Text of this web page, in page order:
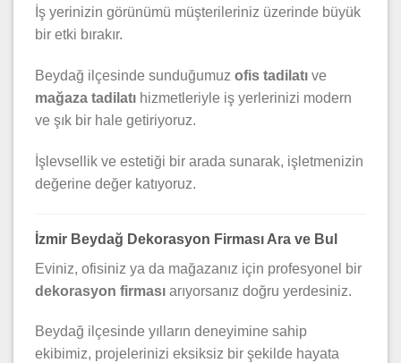
İş yerinizin görünümü müşterileriniz üzerinde büyük
bir etki bırakır.
Beydağ ilçesinde sunduğumuz ofis tadilatı ve
mağaza tadilatı hizmetleriyle iş yerlerinizi modern
ve şık bir hale getiriyoruz.
İşlevsellik ve estetiği bir arada sunarak, işletmenizin
değerine değer katıyoruz.
İzmir Beydağ Dekorasyon Firması Ara ve Bul
Eviniz, ofisiniz ya da mağazanız için profesyonel bir
dekorasyon firması arıyorsanız doğru yerdesiniz.
Beydağ ilçesinde yılların deneyimine sahip
ekibimiz, projelerinizi eksiksiz bir şekilde hayata